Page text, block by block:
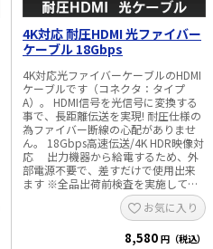
4K対応 耐圧HDMI 光ファイバー
ケーブル 18Gbps
4K対応光ファイバーケーブルのHDMI
ケーブルです（コネクタ：タイプ
A）。 HDMI信号を光信号に変換する
事で、長距離伝送を実現! 耐圧仕様の
為ファイバー断線の心配がありませ
ん。 18Gbps高速伝送/4K HDR映像対
応 出力機器から給電するため、外
部電源不要で、差すだけで使用出来
ます ※全品出荷前検査を実施してい
がある為、取り回しが楽 ・亜鉛+樹脂
モールドケースで強い構造 ・ステン
レス製保護チューブ付なのでペット
お気に入り
8,580 円（税込）